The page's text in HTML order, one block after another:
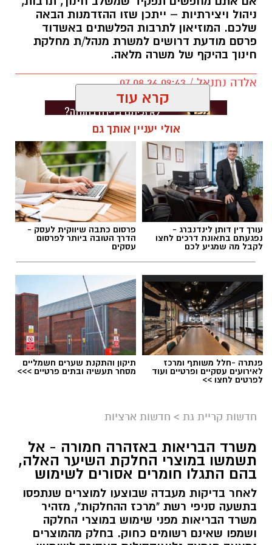
ניהול ויצירתיות – ייתכן שזו ההזדמנות הבאה
שלכם. המוזיאון לתרבות הפלשתים באשדוד
פרסם מודעת דרושים למשרת מנהל/ת מחלקת
חינוך בהיקף של משרה מלאה.
אלדה נתנאל / 09:43 07.08.26
תגים:דרושים באשדוד
במסגרת התפקיד יידרש המועמד להוביל את תחום
מקצועי, לפתח תוכניות חינוכיות, ליצור אירועי תוכן
ופרויקטים ייחודיים ולעבוד מול קהלים מגוונים, תוך
חיבור בין עולם התרבות, החינוך והקהילה.
בין דרישות התפקיד:
קרא עוד
אולי יעניין אותך גם
עורך דין דותן לינדנברג -
נפגעתם בתאונת דרכים לחצו
לקבל מה שמגיע לכם
פרסום כתבה שיווקית לעסק -
הדרך הטובה ביותר לפרסום
עסקים
פנתרה -חלל משותף ומרכז
לאירועים עסקיים ופרטיים ועוד
לפרטים לחצו >>
תיקון והתקנת שערים חשמליים
מסחר תעשיה ובתים פרטיים >>>
חדשות קריית גת > חדשות ארציות
משרד הבריאות באזהרה חמורה - אל
תשמשו במוצרי החלקת השיער האלה,
בהם התגלו חומרים אסורים לשימוש
לאחר בדיקות מעבדה שבוצעו למוצרים שנתפסו
בתשעה סניפי רשת "מרכז ההחלקות", מזהיר
משרד הבריאות מפני שימוש במוצרי החלקה
ושמפו שאינם רשומים כחוק. בחלק מהמוצרים